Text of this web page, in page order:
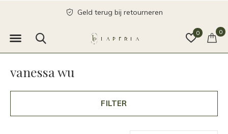
0 0
Geld terug bij retourneren
vanessa wu
FILTER